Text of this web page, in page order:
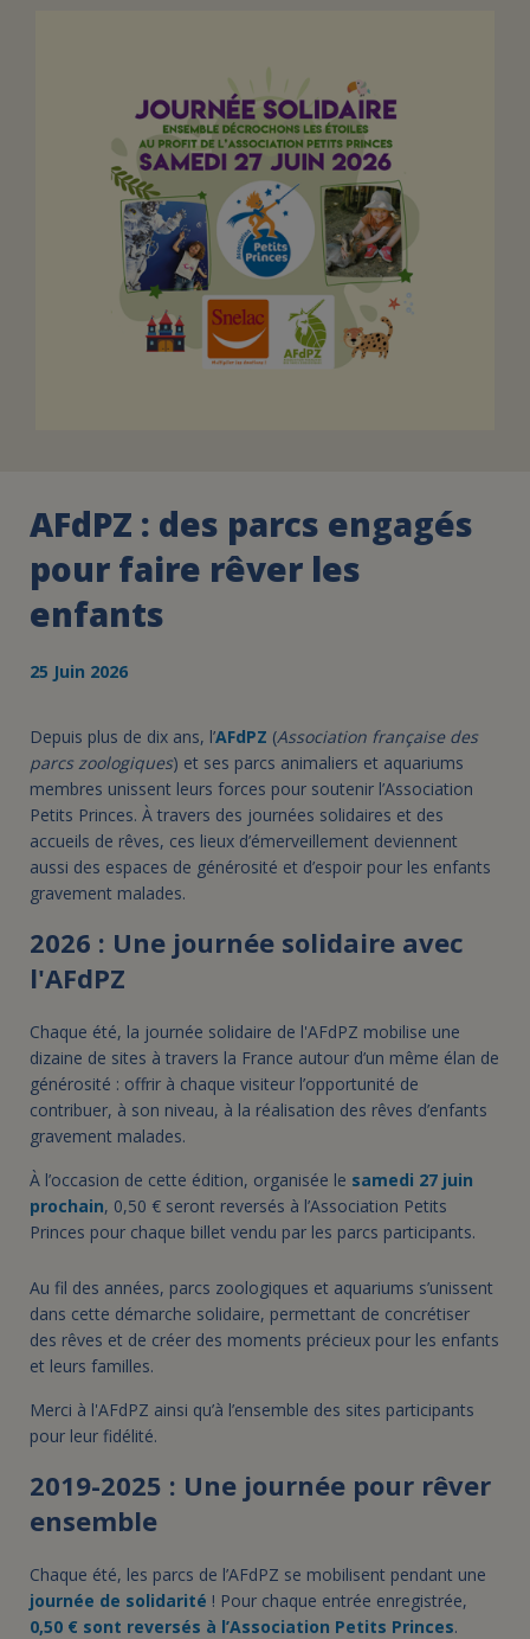
ASSURANCE VIE/LEGS
ESPACE PRESSE
JE DEVIENS
BÉNÉVOLE
DEVENIR
UN PETIT PRINCE
AFdPZ : des parcs engagés
pour faire rêver les
enfants
25 Juin 2026
Depuis plus de dix ans, l’AFdPZ (Association française des
parcs zoologiques) et ses parcs animaliers et aquariums
membres unissent leurs forces pour soutenir l’Association
Petits Princes. À travers des journées solidaires et des
accueils de rêves, ces lieux d’émerveillement deviennent
aussi des espaces de générosité et d’espoir pour les enfants
gravement malades.
2026 : Une journée solidaire avec
l'AFdPZ
Chaque été, la journée solidaire de l'AFdPZ mobilise une
dizaine de sites à travers la France autour d’un même élan de
générosité : offrir à chaque visiteur l’opportunité de
contribuer, à son niveau, à la réalisation des rêves d’enfants
gravement malades.
À l’occasion de cette édition, organisée le samedi 27 juin
prochain, 0,50 € seront reversés à l’Association Petits
Princes pour chaque billet vendu par les parcs participants.
Au fil des années, parcs zoologiques et aquariums s’unissent
dans cette démarche solidaire, permettant de concrétiser
des rêves et de créer des moments précieux pour les enfants
et leurs familles.
Merci à l'AFdPZ ainsi qu’à l’ensemble des sites participants
pour leur fidélité.
2019-2025 : Une journée pour rêver
ensemble
Chaque été, les parcs de l’AFdPZ se mobilisent pendant une
journée de solidarité ! Pour chaque entrée enregistrée,
0,50 € sont reversés à l’Association Petits Princes.